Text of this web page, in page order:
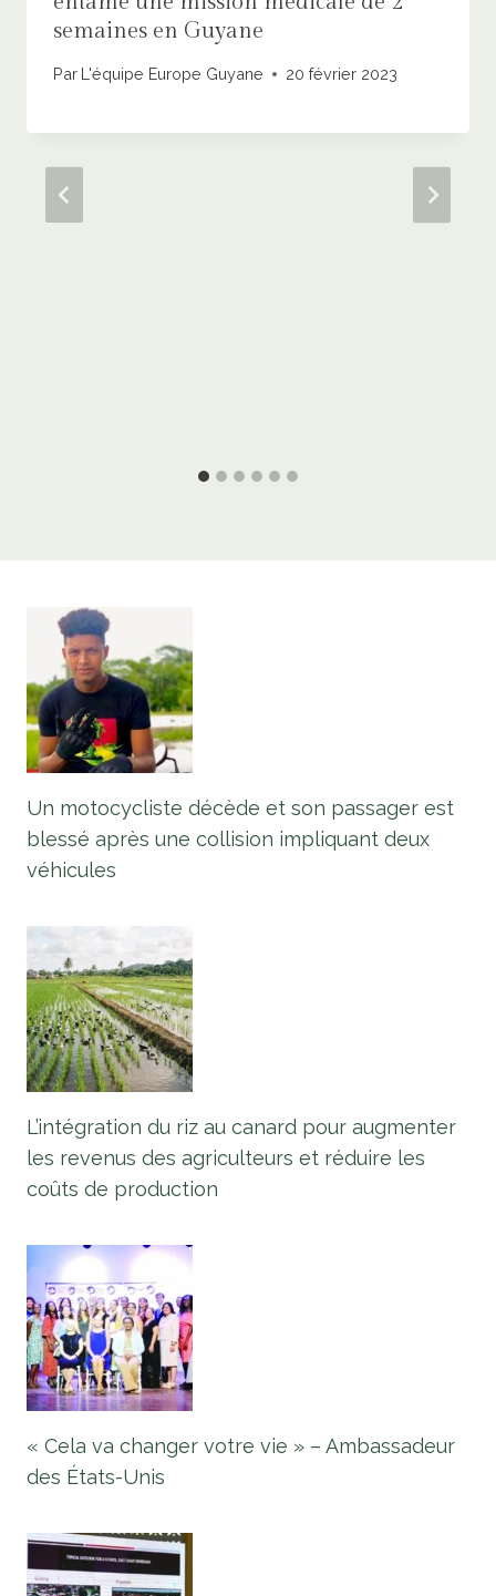
semaines en Guyane
Par L'équipe Europe Guyane 20 février 2023
Un motocycliste décède et son passager est
blessé après une collision impliquant deux
véhicules
L’intégration du riz au canard pour augmenter
les revenus des agriculteurs et réduire les
coûts de production
« Cela va changer votre vie » – Ambassadeur
des États-Unis